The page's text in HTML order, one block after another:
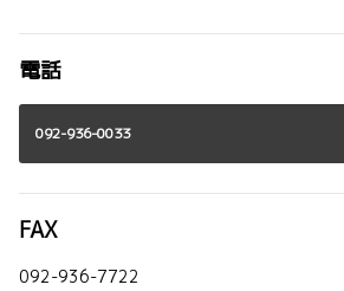
電話
092-936-0033
FAX
092-936-7722